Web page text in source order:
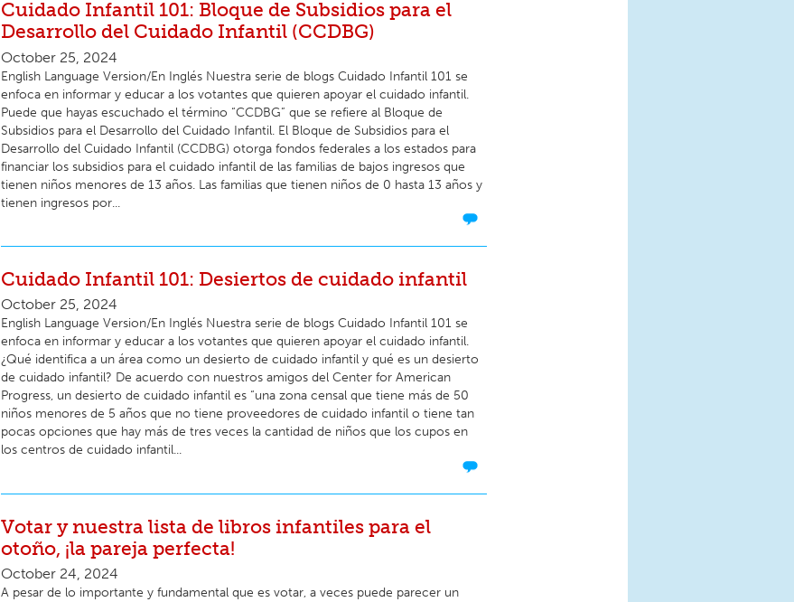
Cuidado Infantil 101: Bloque de Subsidios para el
Desarrollo del Cuidado Infantil (CCDBG)
October 25, 2024
English Language Version/En Inglés Nuestra serie de blogs Cuidado Infantil 101 se
enfoca en informar y educar a los votantes que quieren apoyar el cuidado infantil.
Puede que hayas escuchado el término “CCDBG” que se refiere al Bloque de
Subsidios para el Desarrollo del Cuidado Infantil. El Bloque de Subsidios para el
Desarrollo del Cuidado Infantil (CCDBG) otorga fondos federales a los estados para
financiar los subsidios para el cuidado infantil de las familias de bajos ingresos que
tienen niños menores de 13 años. Las familias que tienen niños de 0 hasta 13 años y
tienen ingresos por...
Cuidado Infantil 101: Desiertos de cuidado infantil
October 25, 2024
English Language Version/En Inglés Nuestra serie de blogs Cuidado Infantil 101 se
enfoca en informar y educar a los votantes que quieren apoyar el cuidado infantil.
¿Qué identifica a un área como un desierto de cuidado infantil y qué es un desierto
de cuidado infantil? De acuerdo con nuestros amigos del Center for American
Progress, un desierto de cuidado infantil es “una zona censal que tiene más de 50
niños menores de 5 años que no tiene proveedores de cuidado infantil o tiene tan
pocas opciones que hay más de tres veces la cantidad de niños que los cupos en
los centros de cuidado infantil...
Votar y nuestra lista de libros infantiles para el
otoño, ¡la pareja perfecta!
October 24, 2024
A pesar de lo importante y fundamental que es votar, a veces puede parecer un